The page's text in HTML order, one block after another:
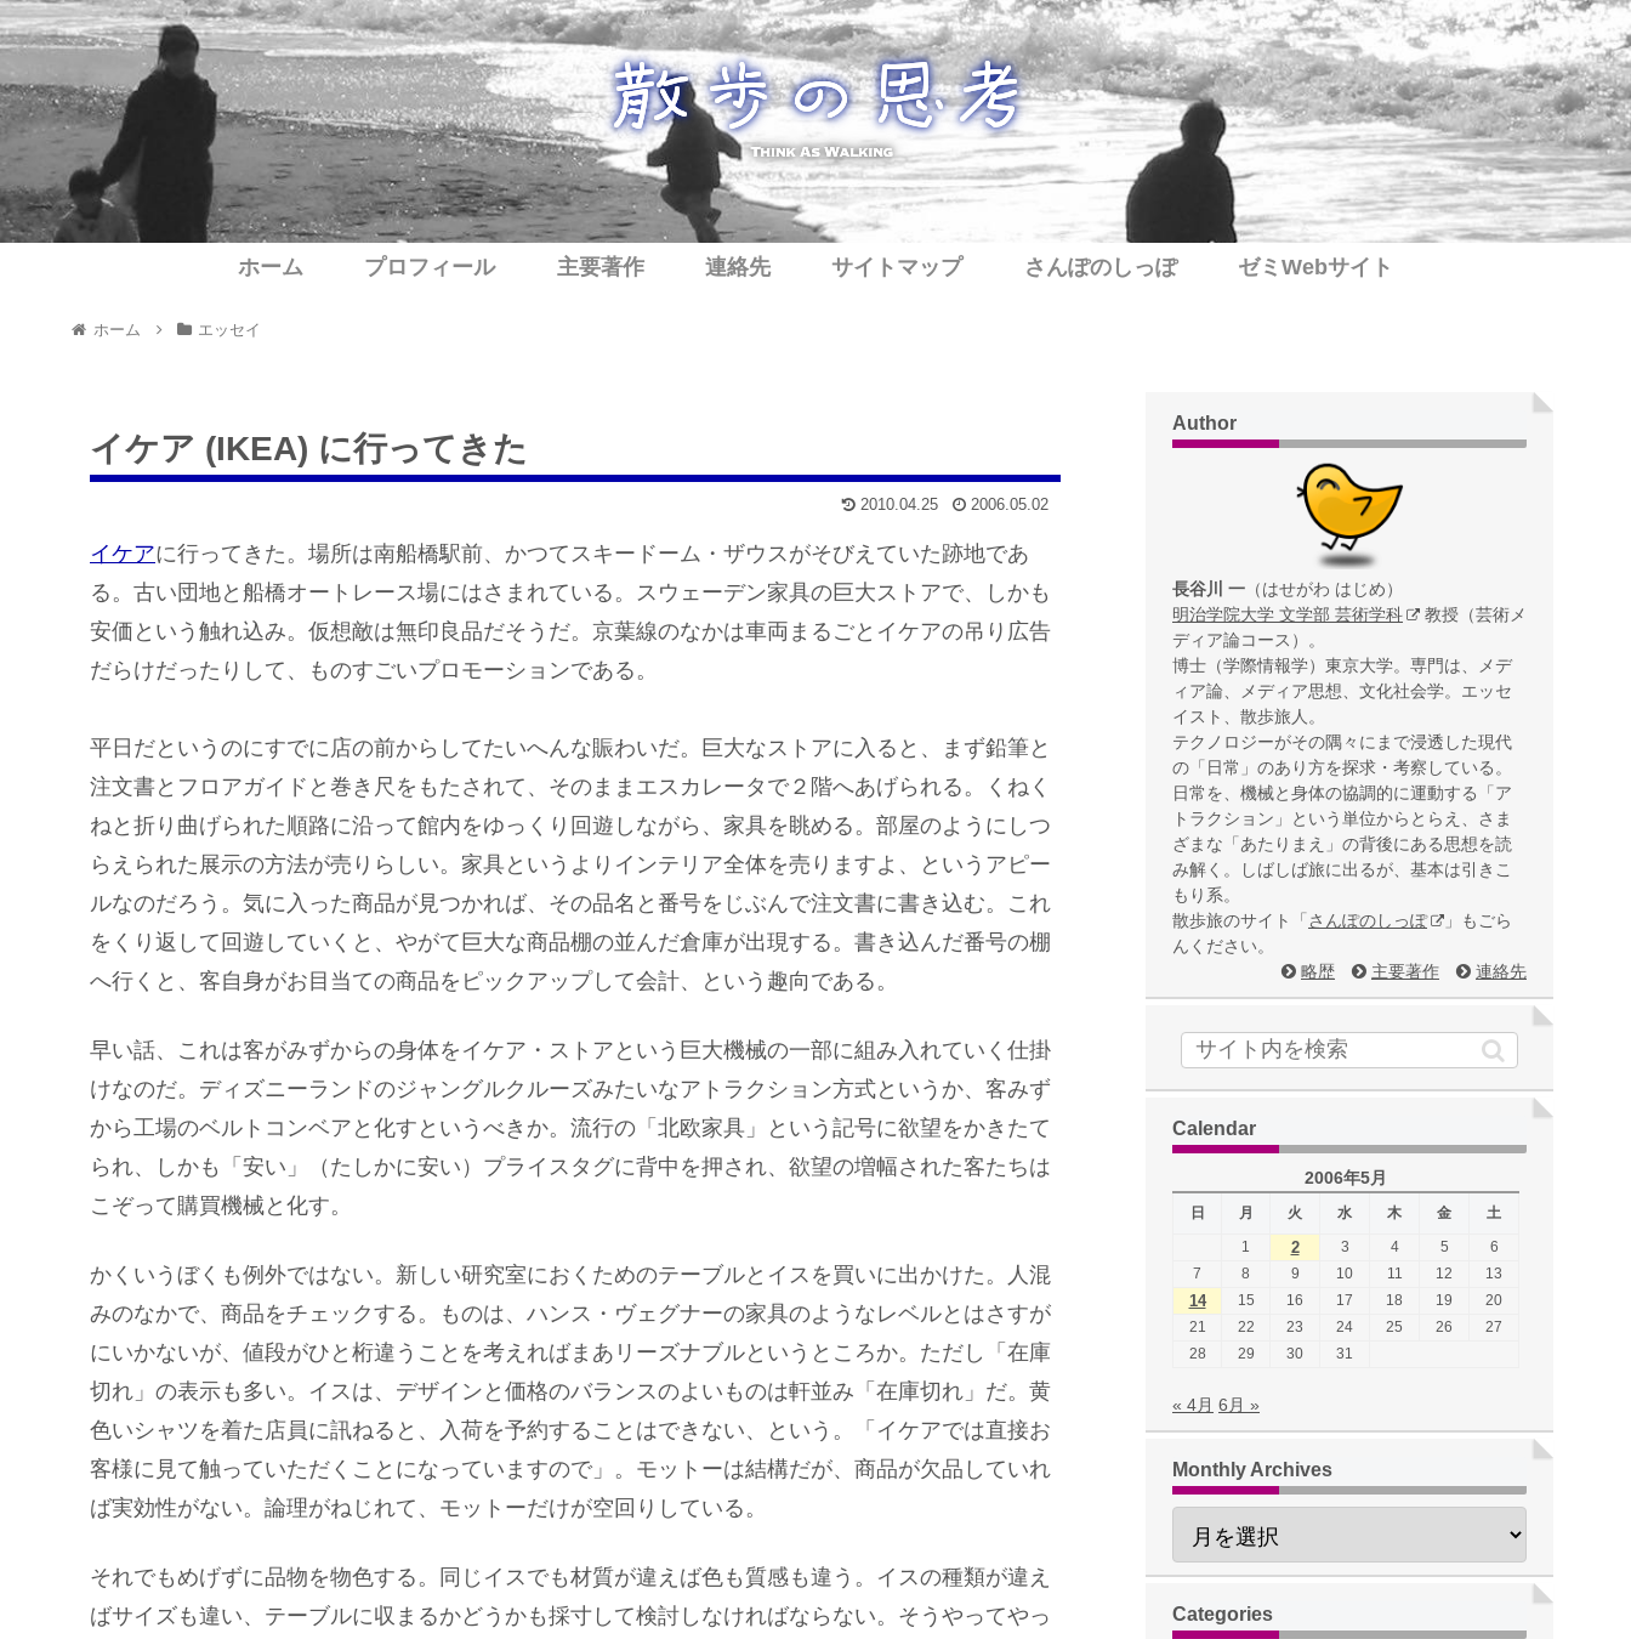
ホーム プロフィール 主要著作 連絡先 サイトマップ さんぽのしっぽ ゼミWebサイト
ホーム エッセイ
イケア (IKEA) に行ってきた
2010.04.25 2006.05.02
イケアに行ってきた。場所は南船橋駅前、かつてスキードーム・ザウスがそびえていた跡地であ
る。古い団地と船橋オートレース場にはさまれている。スウェーデン家具の巨大ストアで、しかも
安価という触れ込み。仮想敵は無印良品だそうだ。京葉線のなかは車両まるごとイケアの吊り広告
だらけだったりして、ものすごいプロモーションである。
平日だというのにすでに店の前からしてたいへんな賑わいだ。巨大なストアに入ると、まず鉛筆と
注文書とフロアガイドと巻き尺をもたされて、そのままエスカレータで２階へあげられる。くねく
ねと折り曲げられた順路に沿って館内をゆっくり回遊しながら、家具を眺める。部屋のようにしつ
らえられた展示の方法が売りらしい。家具というよりインテリア全体を売りますよ、というアピー
ルなのだろう。気に入った商品が見つかれば、その品名と番号をじぶんで注文書に書き込む。これ
をくり返して回遊していくと、やがて巨大な商品棚の並んだ倉庫が出現する。書き込んだ番号の棚
へ行くと、客自身がお目当ての商品をピックアップして会計、という趣向である。
早い話、これは客がみずからの身体をイケア・ストアという巨大機械の一部に組み入れていく仕掛
けなのだ。ディズニーランドのジャングルクルーズみたいなアトラクション方式というか、客みず
から工場のベルトコンベアと化すというべきか。流行の「北欧家具」という記号に欲望をかきたて
られ、しかも「安い」（たしかに安い）プライスタグに背中を押され、欲望の増幅された客たちは
こぞって購買機械と化す。
かくいうぼくも例外ではない。新しい研究室におくためのテーブルとイスを買いに出かけた。人混
みのなかで、商品をチェックする。ものは、ハンス・ヴェグナーの家具のようなレベルとはさすが
にいかないが、値段がひと桁違うことを考えればまあリーズナブルというところか。ただし「在庫
切れ」の表示も多い。イスは、デザインと価格のバランスのよいものは軒並み「在庫切れ」だ。黄
色いシャツを着た店員に訊ねると、入荷を予約することはできない、という。「イケアでは直接お
客様に見て触っていただくことになっていますので」。モットーは結構だが、商品が欠品していれ
ば実効性がない。論理がねじれて、モットーだけが空回りしている。
それでもめげずに品物を物色する。同じイスでも材質が違えば色も質感も違う。イスの種類が違え
ばサイズも違い、テーブルに収まるかどうかも採寸して検討しなければならない。そうやってやっ
Author
長谷川 一 （はせがわ はじめ）
明治学院大学 文学部 芸術学科
教授（芸術メ
ディア論コース）。
博士（学際情報学）東京大学。専門は、メデ
ィア論、メディア思想、文化社会学。エッセ
イスト、散歩旅人。
テクノロジーがその隅々にまで浸透した現代
の「日常」のあり方を探求・考察している。
日常を、機械と身体の協調的に運動する「ア
トラクション」という単位からとらえ、さま
ざまな「あたりまえ」の背後にある思想を読
み解く。しばしば旅に出るが、基本は引きこ
もり系。
散歩旅のサイト「さんぽのしっぽ
」もごら
んください。
略歴
主要著作 連絡先
Calendar
2006年5月
日 月 火 水 木 金
土
1
2 3 4 5
6
7
8 9 10 11 12 13
14 15 16 17 18 19
20
21
22 23 24 25 26
27
28
29 30 31
« 4月 6月 »
Monthly Archives
Categories